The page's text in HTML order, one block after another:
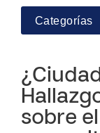
Categorías
sobre